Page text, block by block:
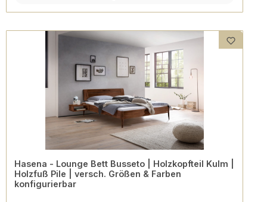
Hasena - Lounge Bett Busseto | Holzkopfteil Kulm |
Holzfuß Pile | versch. Größen & Farben
konfigurierbar